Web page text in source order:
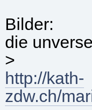
Bilder:
die
>
http://kath-
zdw.ch/